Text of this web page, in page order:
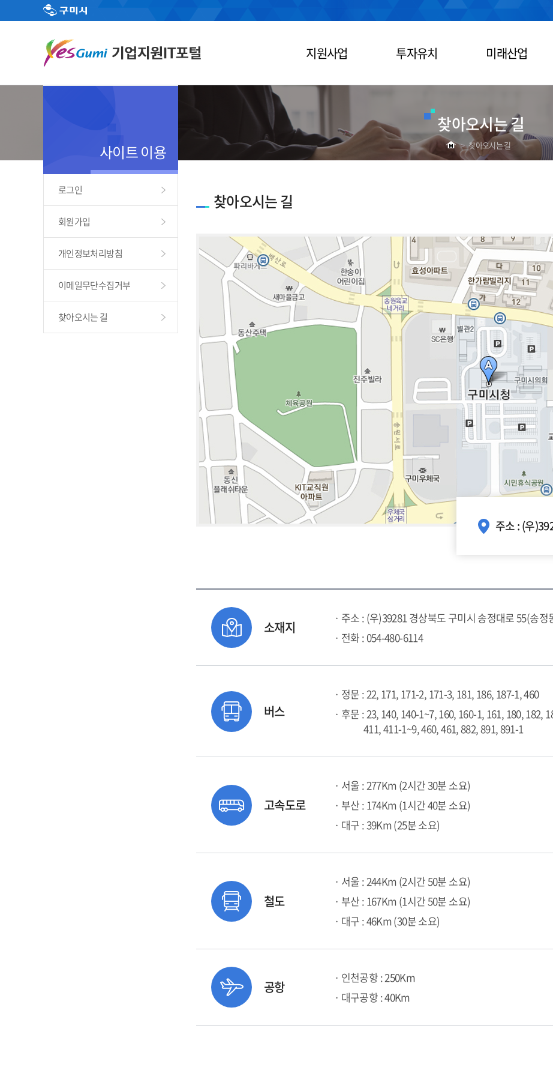
지원사업 투자유치 미래산업
찾아오시는 길
> 찾아오시는 길
사이트 이용
로그인
회원가입
개인정보처리방침
이메일무단수집거부
찾아오시는 길
찾아오시는 길
주소 : (우
소재지
· 주소 : (우)39281 경상북도 구미시 송정대로 55(송정
· 전화 : 054-480-6114
버스
· 정문 : 22, 171, 171-2, 171-3, 181, 186, 187-1, 460
· 후문 : 23, 140, 140-1~7, 160, 160-1, 161, 180, 182,
411, 411-1~9, 460, 461, 882, 891, 891-1
고속도로
· 서울 : 277Km (2시간 30분 소요)
· 부산 : 174Km (1시간 40분 소요)
· 대구 : 39Km (25분 소요)
철도
· 서울 : 244Km (2시간 50분 소요)
· 부산 : 167Km (1시간 50분 소요)
· 대구 : 46Km (30분 소요)
공항
· 인천공항 : 250Km
· 대구공항 : 40Km